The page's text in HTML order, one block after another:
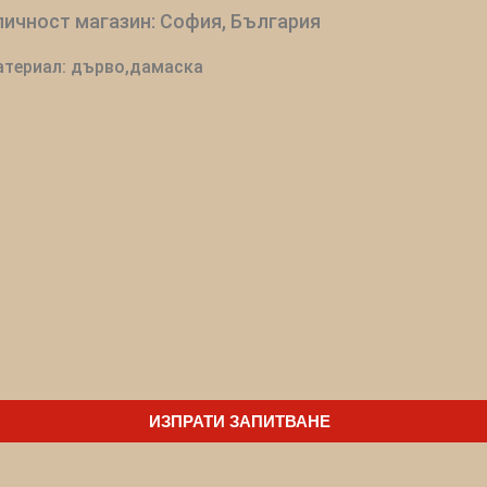
магазин: София, България
дърво,дамаска
ИЗПРАТИ ЗАПИТВАНЕ